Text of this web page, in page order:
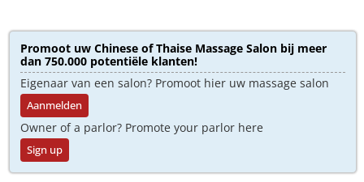
Promoot uw Chinese of Thaise Massage Salon bij meer
dan 750.000 potentiële klanten!
Eigenaar van een salon? Promoot hier uw massage salon
Aanmelden
Owner of a parlor? Promote your parlor here
Sign up